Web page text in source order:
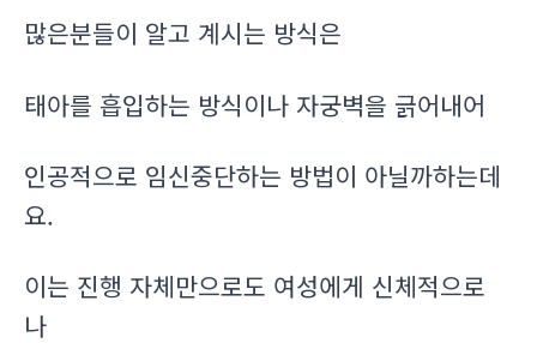
많은분들이 알고 계시는 방식은
태아를 흡입하는 방식이나 자궁벽을 긁어내어
인공적으로 임신중단하는 방법이 아닐까하는데
요.
이는 진행 자체만으로도 여성에게 신체적으로
나